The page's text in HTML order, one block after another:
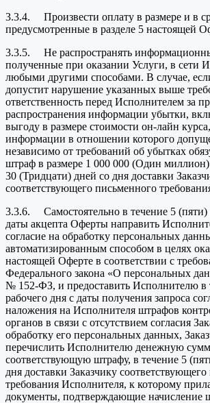
3.3.4. Произвести оплату в размере и в
предусмотренные в разделе 5 настоящей
3.3.5. Не распространять
полученные при оказании Услуги, в сети
любыми другими способами. В случае,
допустит нарушение указанных выше
ответственность перед Исполнителем за
распространения информации убытки,
выгоду в размере стоимости он-лайн
информации в отношении которого
независимо от требований об убытках
штраф в размере 1 000 000 (Один миллион)
30 (Тридцати) дней со дня доставки
соответствующего письменного
3.3.6. Самостоятельно в течение 5 (пяти)
даты акцепта Оферты направить
согласие на обработку персональных
автоматизированным способом в целях
настоящей Оферте в соответствии с
Федерального закона «О персональных
№ 152-ФЗ, и предоставить Исполнителю в
рабочего дня с даты получения запроса
наложения на Исполнителя штрафов
органов в связи с отсутствием согласия
обработку его персональных данных,
перечислить Исполнителю денежную
соответствующую штрафу, в течение 5
дня доставки Заказчику
требования Исполнителя, к которому
документы, подтверждающие начисление